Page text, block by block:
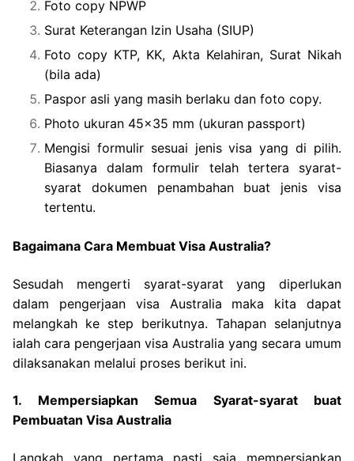
Foto copy NPWP
Surat Keterangan Izin Usaha (SIUP)
Foto copy KTP, KK, Akta Kelahiran, Surat Nikah
(bila ada)
Paspor asli yang masih berlaku dan foto copy.
Photo ukuran 45×35 mm (ukuran passport)
Mengisi formulir sesuai jenis visa yang di pilih.
Biasanya dalam formulir telah tertera syarat-
syarat dokumen penambahan buat jenis visa
tertentu.
Bagaimana Cara Membuat Visa Australia?
Sesudah mengerti syarat-syarat yang diperlukan
dalam pengerjaan visa Australia maka kita dapat
melangkah ke step berikutnya. Tahapan selanjutnya
ialah cara pengerjaan visa Australia yang secara umum
dilaksanakan melalui proses berikut ini.
1. Mempersiapkan Semua Syarat-syarat buat
Pembuatan Visa Australia
Langkah yang pertama pasti saja mempersiapkan